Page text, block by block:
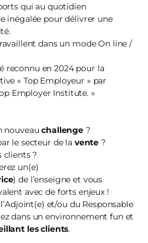
qui au quotidien
inégalée pour délivrer une
dans un mode On line /
reconnu en 2024 pour la
« Top Employeur » par
Employer Institute. »
nouveauchallenge ?
le secteur de la vente?
clients ?
un(e)
) de l’enseigne et vous
avec de forts enjeux !
et/ou du Responsable
dans un environnement fun et
les clients.